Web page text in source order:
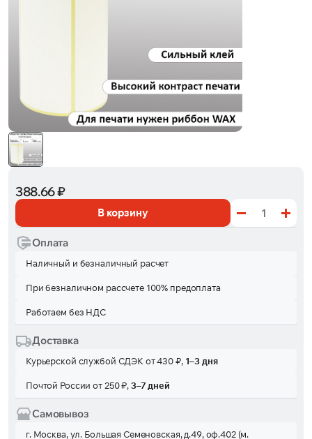
388.66 ₽
В корзину
Оплата
Наличный и безналичный расчет
При безналичном рассчете 100% предоплата
Работаем без НДС
Доставка
Курьерской службой СДЭК от 430 ₽, 1–3 дня
Почтой России от 250 ₽,3–7 дней
Самовывоз
г. Москва, ул. Большая Семеновская, д.49, оф.402 (м.